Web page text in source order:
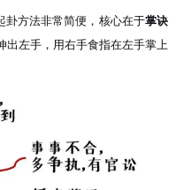
卦方法非常简便，核心在于掌诀
出左手，用右手食指在左手掌上